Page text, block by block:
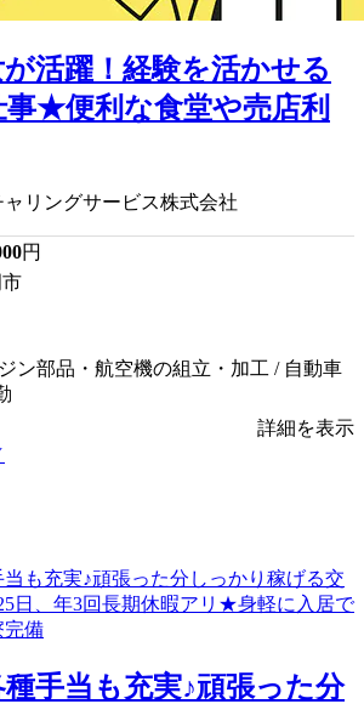
が活躍！経験を活かせる
事★便利な食堂や売店利
リングサービス株式会社
円
ン部品・航空機の組立・加工 / 自動車
詳細を表示
手当も充実♪頑張った分